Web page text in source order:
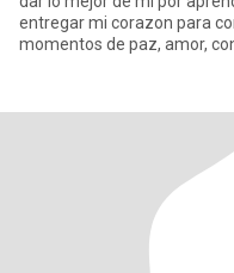
entregar mi corazon para
momentos de paz, amor,